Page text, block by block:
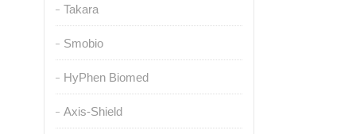
Takara
Smobio
HyPhen Biomed
Axis-Shield